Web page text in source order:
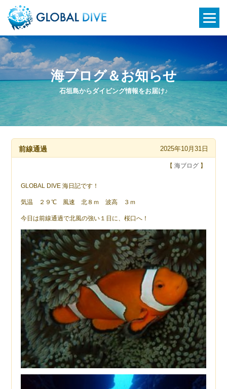
石垣島からダイビング情報をお届け♪
海ブログ＆お知らせ
前線通過 2025年10月31日
【 海ブログ】
GLOBAL DIVE 海日記です！
気温 ２９℃ 風速 北８ｍ 波高 ３ｍ
今日は前線通過で北風の強い１日に、桜口へ！